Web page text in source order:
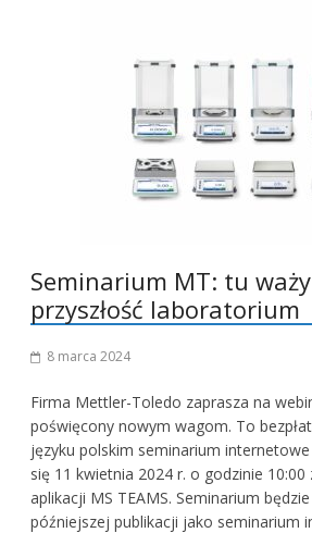
Seminarium MT: tu
przyszłość laboratorium
8 marca 2024
Firma Mettler-Toledo zaprasza na
poświęcony nowym wagom. To
języku polskim seminarium
się 11 kwietnia 2024 r. o godzinie
aplikacji MS TEAMS. Seminarium
późniejszej publikacji jako seminarium